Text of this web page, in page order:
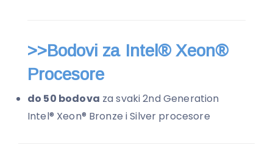
>>Bodovi za Intel® Xeon®
Procesore
do 50 bodova za svaki 2nd Generation
Intel® Xeon® Bronze i Silver procesore